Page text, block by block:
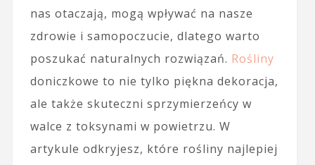
nas otaczają, mogą wpływać na nasze
zdrowie i samopoczucie, dlatego warto
poszukać naturalnych rozwiązań. Rośliny
doniczkowe to nie tylko piękna dekoracja,
ale także skuteczni sprzymierzeńcy w
walce z toksynami w powietrzu. W
artykule odkryjesz, które rośliny najlepiej